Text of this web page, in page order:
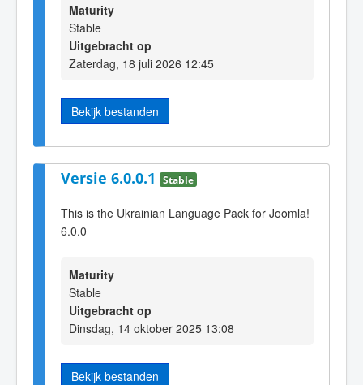
Maturity
Stable
Uitgebracht op
Zaterdag, 18 juli 2026 12:45
Bekijk bestanden
Versie 6.0.0.1 Stable
This is the Ukrainian Language Pack for Joomla!
6.0.0
Maturity
Stable
Uitgebracht op
Dinsdag, 14 oktober 2025 13:08
Bekijk bestanden